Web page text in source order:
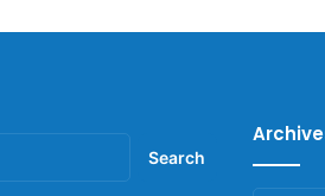
for: